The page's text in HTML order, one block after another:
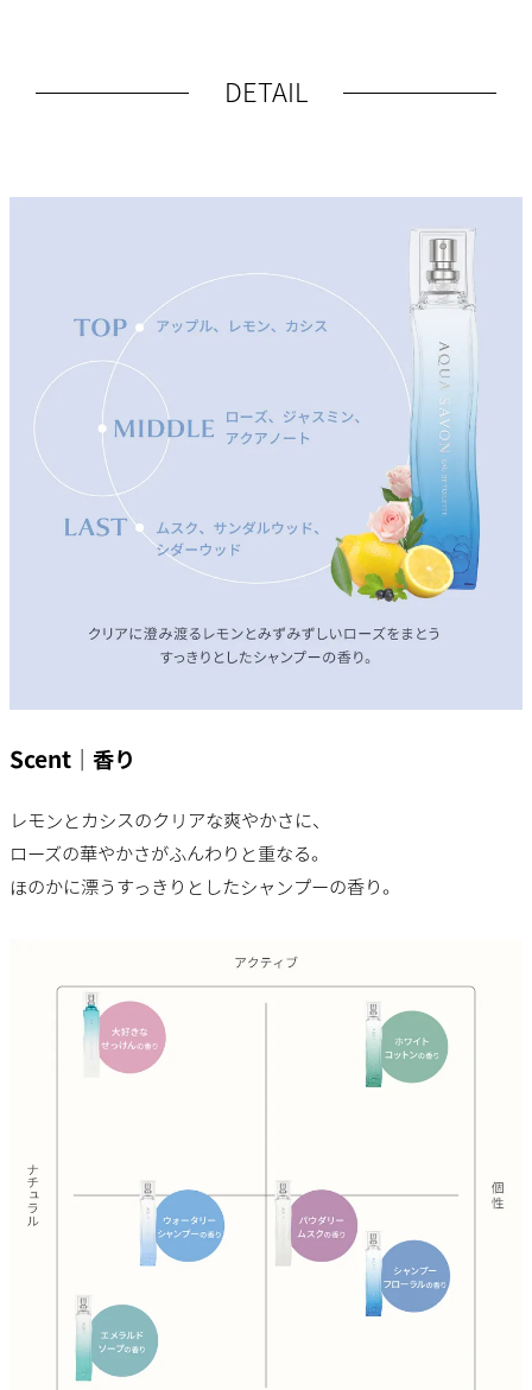
DETAIL
Scent｜香り
レモンとカシスのクリアな爽やかさに、
ローズの華やかさがふんわりと重なる。
ほのかに漂うすっきりとしたシャンプーの香り。